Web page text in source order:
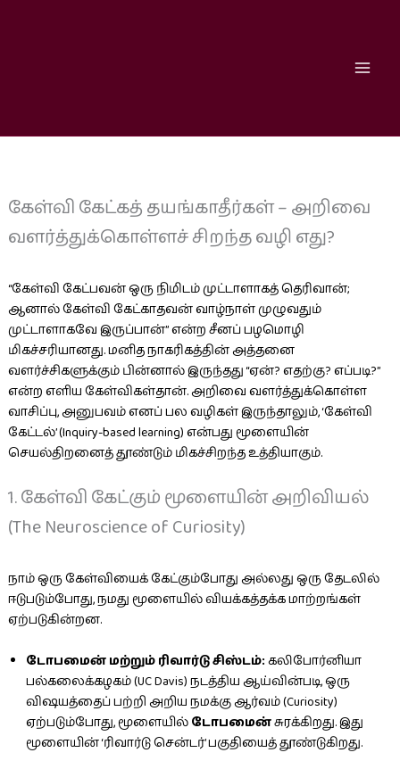
கேள்வி கேட்கத் தயங்காதீர்கள் – அறிவை
வளர்த்துக்கொள்ளச் சிறந்த வழி எது?
“கேள்வி கேட்பவன் ஒரு நிமிடம் முட்டாளாகத் தெரிவான்;
ஆனால் கேள்வி கேட்காதவன் வாழ்நாள் முழுவதும்
முட்டாளாகவே இருப்பான்” என்ற சீனப் பழமொழி
மிகச்சரியானது. மனித நாகரிகத்தின் அத்தனை
வளர்ச்சிகளுக்கும் பின்னால் இருந்தது “ஏன்? எதற்கு? எப்படி?”
என்ற எளிய கேள்விகள்தான். அறிவை வளர்த்துக்கொள்ள
வாசிப்பு, அனுபவம் எனப் பல வழிகள் இருந்தாலும், ‘கேள்வி
கேட்டல்’ (Inquiry-based learning) என்பது மூளையின்
செயல்திறனைத் தூண்டும் மிகச்சிறந்த உத்தியாகும்.
1. கேள்வி கேட்கும் மூளையின் அறிவியல்
(The Neuroscience of Curiosity)
நாம் ஒரு கேள்வியைக் கேட்கும்போது அல்லது ஒரு தேடலில்
ஈடுபடும்போது, நமது மூளையில் வியக்கத்தக்க மாற்றங்கள்
ஏற்படுகின்றன.
டோபமைன் மற்றும் ரிவார்டு சிஸ்டம்:கலிபோர்னியா
பல்கலைக்கழகம் (UC Davis) நடத்திய ஆய்வின்படி, ஒரு
விஷயத்தைப் பற்றி அறிய நமக்கு ஆர்வம் (Curiosity)
ஏற்படும்போது, மூளையில்டோபமைன்சுரக்கிறது. இது
மூளையின் ‘ரிவார்டு சென்டர்’ பகுதியைத் தூண்டுகிறது.